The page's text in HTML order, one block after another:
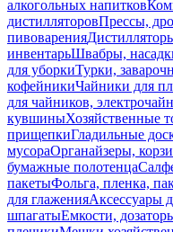
алкогольных напитков
дистилляторовПрессы,
пивоварения
инвентарьШвабры,
для уборкиТурки,
кофейникиЧайники для
для чайников,
кувшиныХозяйственные
прищепкиГладильные
мусораОрганайзеры,
бумажные полотенца
пакетыФольга, пленка,
для глаженияАксессуары
шпагатыЕмкости,